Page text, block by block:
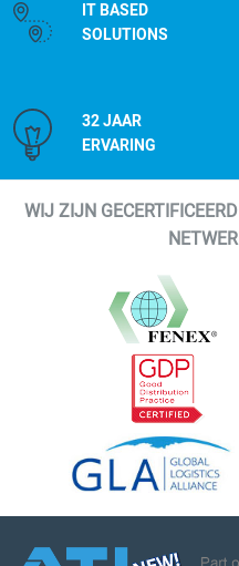
IT BASED
SOLUTIONS
32 JAAR
ERVARING
WIJ ZIJN